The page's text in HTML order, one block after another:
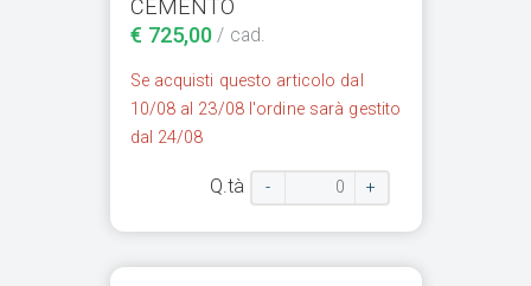
CEMENTO
€ 725,00 / cad.
Se acquisti questo articolo dal
10/08 al 23/08 l'ordine sarà gestito
dal 24/08
Q.tà - +